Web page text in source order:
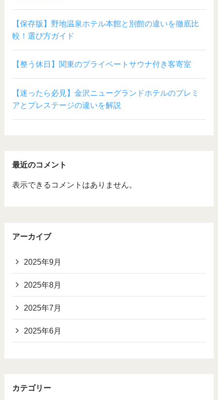
【保存版】野地温泉ホテル本館と別館の違いを徹底比
較！選び方ガイド
【整う休日】関東のプライベートサウナ付き客寄室
【迷ったら必見】金沢ニューグランドホテルのプレミ
アとプレステージの違いを解説
最近のコメント
表示できるコメントはありません。
アーカイブ
2025年9月
2025年8月
2025年7月
2025年6月
カテゴリー